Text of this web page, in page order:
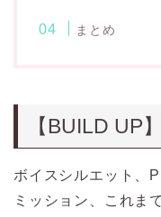
まとめ
【BUILD UP
ボイスシルエット、
ミッション、
これま